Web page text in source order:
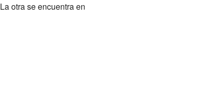
otra se encuentra en